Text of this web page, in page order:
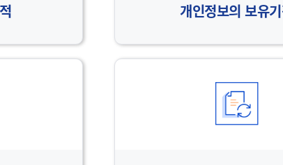
개인정보의 보유